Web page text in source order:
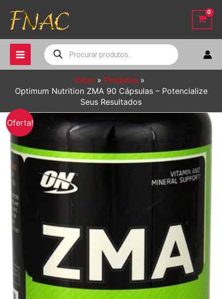
para
conteúdo
Pesquisar
produtos
Início
Produtos
Optimum Nutrition ZMA 90 Cápsulas – Potencialize
Seus Resultados
Oferta!